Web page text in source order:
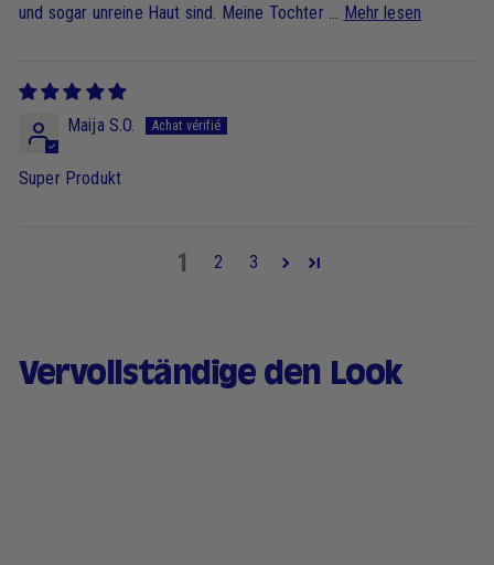
und sogar unreine Haut sind. Meine Tochter ... Mehr lesen
Maija S.O.
Super Produkt
1 2 3
Vervollständige den Look